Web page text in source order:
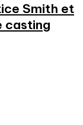
Smith et
casting